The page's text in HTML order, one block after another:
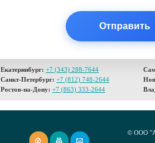
Отправить
Екатеринбург: +7 (343) 288-7644
Санкт-Петербург: +7 (812) 748-2644
Ростов-на-Дону: +7 (863) 333-2644
© ООО